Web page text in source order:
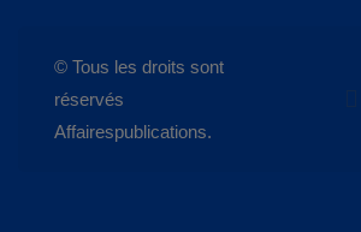
© Tous les droits sont
réservés
Affairespublications.